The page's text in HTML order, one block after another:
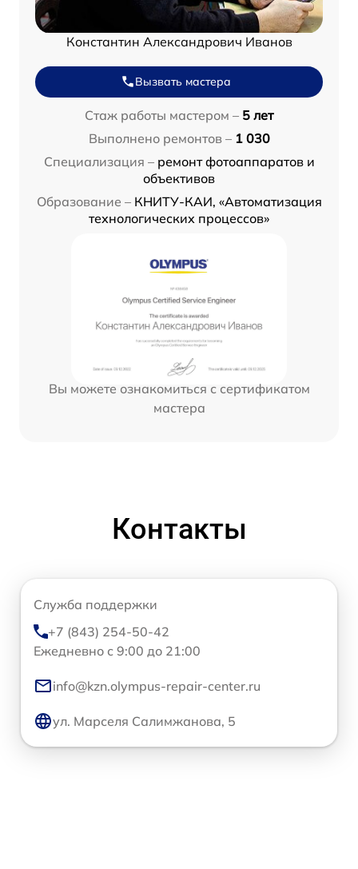
Константин Александрович Иванов
Вызвать мастера
Стаж работы мастером – 5 лет
Выполнено ремонтов – 1 030
Специализация – ремонт фотоаппаратов и
объективов
Образование – КНИТУ-КАИ, «Автоматизация
технологических процессов»
Вы можете ознакомиться с сертификатом
мастера
Контакты
Служба поддержки
+7 (843) 254-50-42
Ежедневно с 9:00 до 21:00
info@kzn.olympus-repair-center.ru
ул. Марселя Салимжанова, 5